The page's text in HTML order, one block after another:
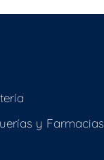
y Farmacias